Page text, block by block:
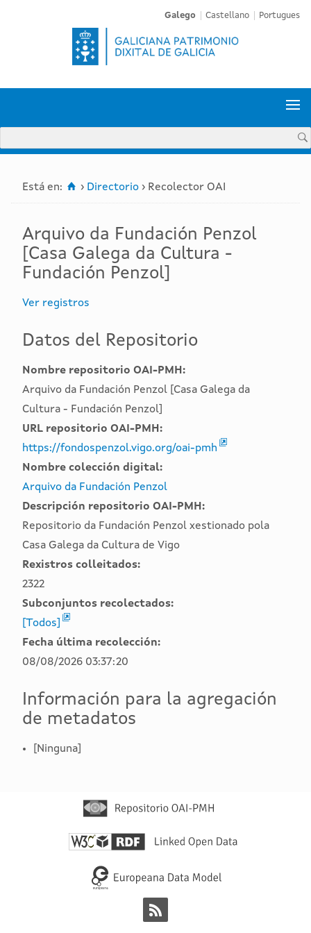
Galego Castellano Portugues

Está en:  › Directorio › Recolector OAI
Arquivo da Fundación Penzol
[Casa Galega da Cultura -
Fundación Penzol]
Ver registros
Datos del Repositorio
Nombre repositorio OAI-PMH:
Arquivo da Fundación Penzol [Casa Galega da
Cultura - Fundación Penzol]
URL repositorio OAI-PMH:
https://fondospenzol.vigo.org/oai-pmh
Nombre colección digital:
Arquivo da Fundación Penzol
Descripción repositorio OAI-PMH:
Repositorio da Fundación Penzol xestionado pola
Casa Galega da Cultura de Vigo
Rexistros colleitados:
2322
Subconjuntos recolectados:
[Todos]
Fecha última recolección:
08/08/2026 03:37:20
Información para la agregación
de metadatos
[Ninguna]
